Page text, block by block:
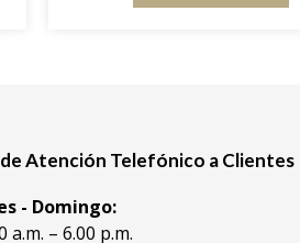
Atención Telefónico a Clientes
- Domingo:
a.m. – 6.00 p.m.